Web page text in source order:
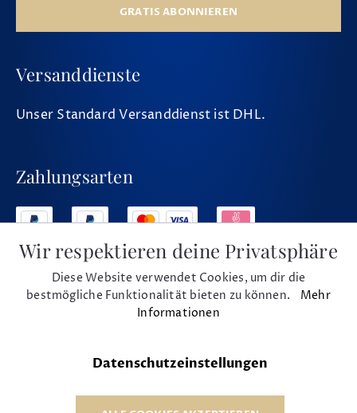
GRATIS ABONNIEREN
Versanddienste
Unser Standard Versanddienst ist DHL.
Zahlungsarten
Social Media
Wir respektieren deine Privatsphäre
Diese Website verwendet Cookies, um dir die
bestmögliche Funktionalität bieten zu können. Mehr
Informationen
Datenschutzeinstellungen